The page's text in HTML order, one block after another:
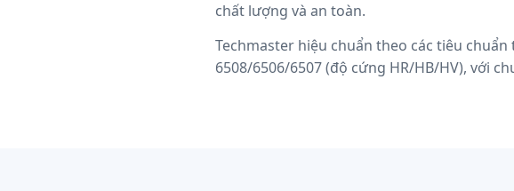
chất lượng và an toàn.
Techmaster hiệu chuẩn theo các tiêu chuẩn
6508/6506/6507 (độ cứng HR/HB/HV), với